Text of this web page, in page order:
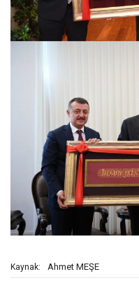
Kaynak: Ahmet MEŞE